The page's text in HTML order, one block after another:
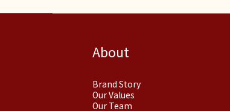
About
Brand Story
Our Values
Our Team